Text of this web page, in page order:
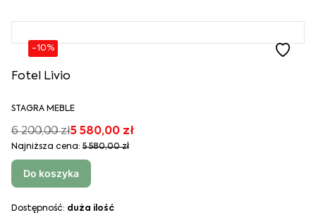
-10%
Fotel Livio
STAGRA MEBLE
6 200,00 zł5 580,00 zł
Najniższa cena: 5 580,00 zł
Do koszyka
Dostępność: duża ilość